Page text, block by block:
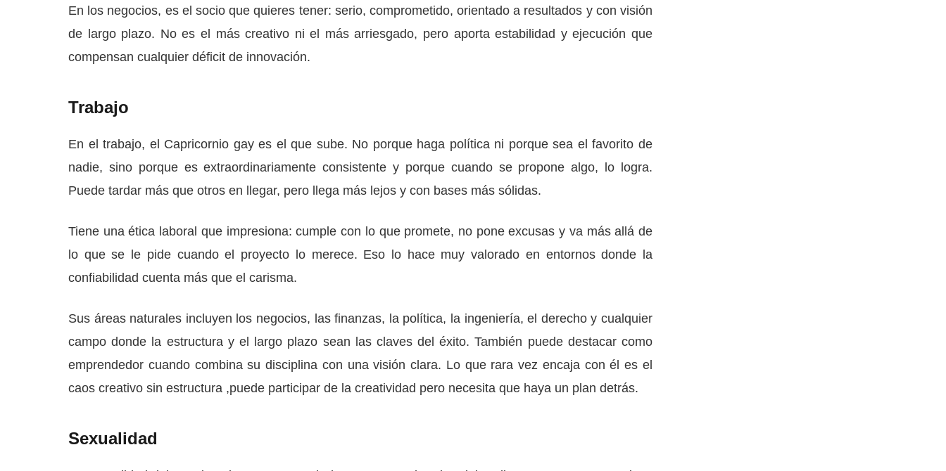
En los negocios, es el socio que quieres tener: serio, comprometido, orientado a resultados y con visión
de largo plazo. No es el más creativo ni el más arriesgado, pero aporta estabilidad y ejecución que
compensan cualquier déficit de innovación.
Trabajo
En el trabajo, el Capricornio gay es el que sube. No porque haga política ni porque sea el favorito de
nadie, sino porque es extraordinariamente consistente y porque cuando se propone algo, lo logra.
Puede tardar más que otros en llegar, pero llega más lejos y con bases más sólidas.
Tiene una ética laboral que impresiona: cumple con lo que promete, no pone excusas y va más allá de
lo que se le pide cuando el proyecto lo merece. Eso lo hace muy valorado en entornos donde la
confiabilidad cuenta más que el carisma.
Sus áreas naturales incluyen los negocios, las finanzas, la política, la ingeniería, el derecho y cualquier
campo donde la estructura y el largo plazo sean las claves del éxito. También puede destacar como
emprendedor cuando combina su disciplina con una visión clara. Lo que rara vez encaja con él es el
caos creativo sin estructura ,puede participar de la creatividad pero necesita que haya un plan detrás.
Sexualidad